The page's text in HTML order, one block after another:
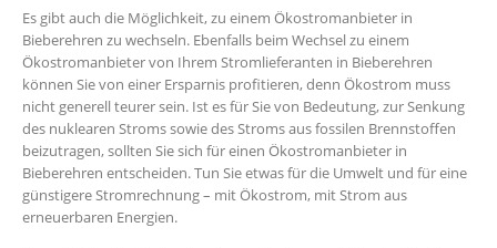
Es gibt auch die Möglichkeit, zu einem Ökostromanbieter in
Bieberehren zu wechseln. Ebenfalls beim Wechsel zu einem
Ökostromanbieter von Ihrem Stromlieferanten in Bieberehren
können Sie von einer Ersparnis profitieren, denn Ökostrom muss
nicht generell teurer sein. Ist es für Sie von Bedeutung, zur Senkung
des nuklearen Stroms sowie des Stroms aus fossilen Brennstoffen
beizutragen, sollten Sie sich für einen Ökostromanbieter in
Bieberehren entscheiden. Tun Sie etwas für die Umwelt und für eine
günstigere Stromrechnung – mit Ökostrom, mit Strom aus
erneuerbaren Energien.